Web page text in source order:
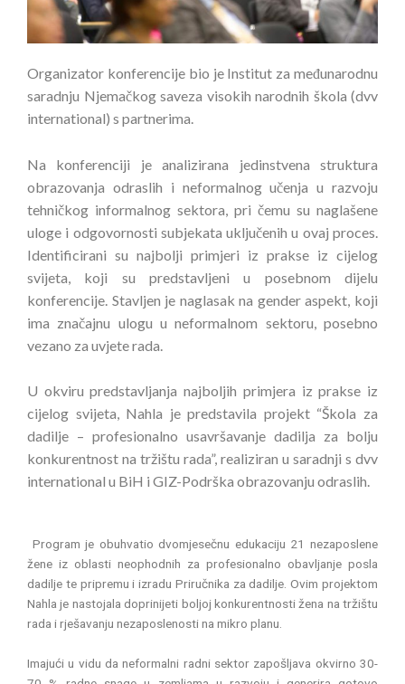
Organizator konferencije bio je Institut za međunarodnu
saradnju Njemačkog saveza visokih narodnih škola (dvv
international) s partnerima.
Na konferenciji je analizirana jedinstvena struktura
obrazovanja odraslih i neformalnog učenja u razvoju
tehničkog informalnog sektora, pri čemu su naglašene
uloge i odgovornosti subjekata uključenih u ovaj proces.
Identificirani su najbolji primjeri iz prakse iz cijelog
svijeta, koji su predstavljeni u posebnom dijelu
konferencije. Stavljen je naglasak na gender aspekt, koji
ima značajnu ulogu u neformalnom sektoru, posebno
vezano za uvjete rada.
U okviru predstavljanja najboljih primjera iz prakse iz
cijelog svijeta, Nahla je predstavila projekt “Škola za
dadilje – profesionalno usavršavanje dadilja za bolju
konkurentnost na tržištu rada”, realiziran u saradnji s dvv
international u BiH i GIZ-Podrška obrazovanju odraslih.
Program je obuhvatio dvomjesečnu edukaciju 21 nezaposlene
žene iz oblasti neophodnih za profesionalno obavljanje posla
dadilje te pripremu i izradu Priručnika za dadilje. Ovim projektom
Nahla je nastojala doprinijeti boljoj konkurentnosti žena na tržištu
rada i rješavanju nezaposlenosti na mikro planu.
Imajući u vidu da neformalni radni sektor zapošljava okvirno 30-